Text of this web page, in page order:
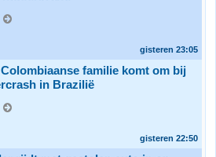
gisteren 23:05
Colombiaanse familie komt om bij
in Brazilië
gisteren 22:50